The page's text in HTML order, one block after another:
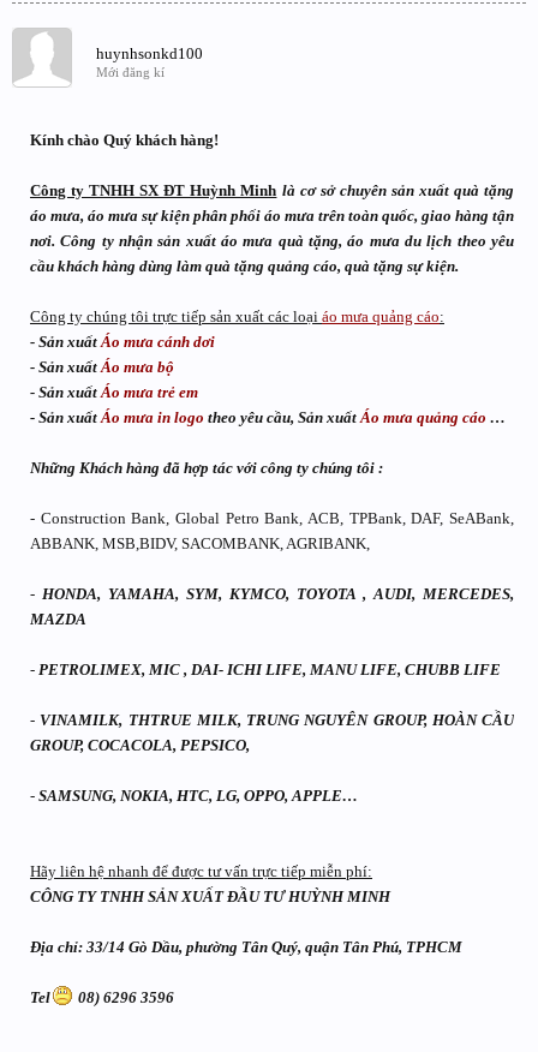
huynhsonkd100
Mới đăng kí
Kính chào Quý khách hàng!
Công ty TNHH SX ĐT Huỳnh Minh là cơ sở chuyên sản xuất quà tặng
áo mưa, áo mưa sự kiện phân phối áo mưa trên toàn quốc, giao hàng tận
nơi. Công ty nhận sản xuất áo mưa quà tặng, áo mưa du lịch theo yêu
cầu khách hàng dùng làm quà tặng quảng cáo, quà tặng sự kiện.
Công ty chúng tôi trực tiếp sản xuất các loại áo mưa quảng cáo:
- Sản xuấtÁo mưa cánh dơi
- Sản xuấtÁo mưa bộ
- Sản xuấtÁo mưa trẻ em
- Sản xuấtÁo mưa in logo theo yêu cầu, Sản xuấtÁo mưa quảng cáo …
Những Khách hàng đã hợp tác với công ty chúng tôi :
- Construction Bank, Global Petro Bank, ACB, TPBank, DAF, SeABank,
ABBANK, MSB,BIDV, SACOMBANK, AGRIBANK,
- HONDA, YAMAHA, SYM, KYMCO, TOYOTA , AUDI, MERCEDES,
MAZDA
- PETROLIMEX, MIC , DAI- ICHI LIFE, MANU LIFE, CHUBB LIFE
- VINAMILK, THTRUE MILK, TRUNG NGUYÊN GROUP, HOÀN CẦU
GROUP, COCACOLA, PEPSICO,
- SAMSUNG, NOKIA, HTC, LG, OPPO, APPLE…
Hãy liên hệ nhanh để được tư vấn trực tiếp miễn phí:
CÔNG TY TNHH SẢN XUẤT ĐẦU TƯ HUỲNH MINH
Địa chỉ: 33/14 Gò Dầu, phường Tân Quý, quận Tân Phú, TPHCM
Tel 08) 6296 3596